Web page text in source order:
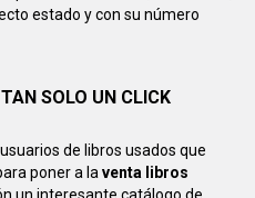
estado y con su número
SOLO UN CLICK
de libros usados que
poner a laventa libros